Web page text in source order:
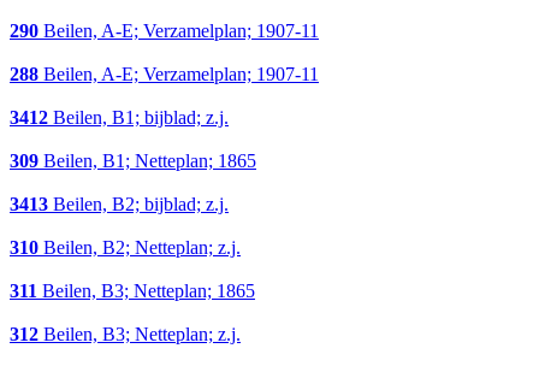
290 Beilen, A-E; Verzamelplan; 1907-11
288 Beilen, A-E; Verzamelplan; 1907-11
3412 Beilen, B1; bijblad; z.j.
309 Beilen, B1; Netteplan; 1865
3413 Beilen, B2; bijblad; z.j.
310 Beilen, B2; Netteplan; z.j.
311 Beilen, B3; Netteplan; 1865
312 Beilen, B3; Netteplan; z.j.